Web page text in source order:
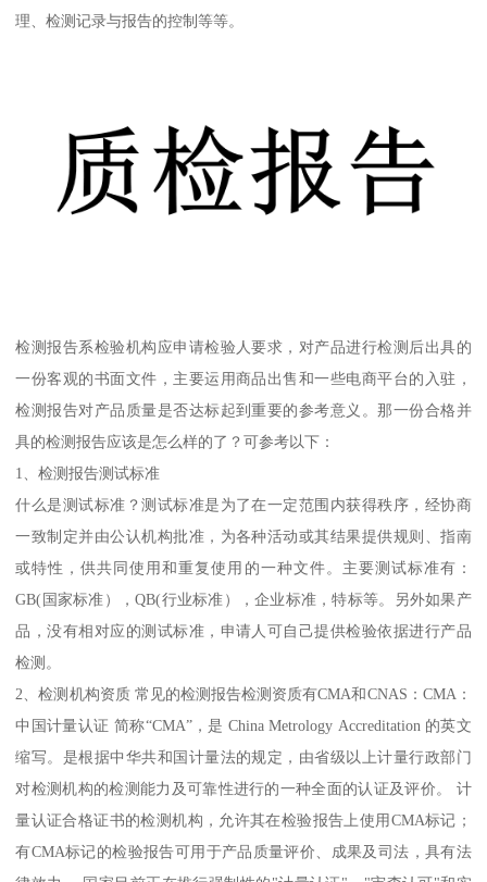
理、检测记录与报告的控制等等。
检测报告系检验机构应申请检验人要求，对产品进行检测后出具的
一份客观的书面文件，主要运用商品出售和一些电商平台的入驻，
检测报告对产品质量是否达标起到重要的参考意义。那一份合格并
具的检测报告应该是怎么样的了？可参考以下：
1、检测报告测试标准
什么是测试标准？测试标准是为了在一定范围内获得秩序，经协商
一致制定并由公认机构批准，为各种活动或其结果提供规则、指南
或特性，供共同使用和重复使用的一种文件。主要测试标准有：
GB(国家标准），QB(行业标准），企业标准，特标等。另外如果产
品，没有相对应的测试标准，申请人可自己提供检验依据进行产品
检测。
2、检测机构资质 常见的检测报告检测资质有CMA和CNAS：CMA：
中国计量认证 简称“CMA”，是 China Metrology Accreditation 的英文
缩写。是根据中华共和国计量法的规定，由省级以上计量行政部门
对检测机构的检测能力及可靠性进行的一种全面的认证及评价。 计
量认证合格证书的检测机构，允许其在检验报告上使用CMA标记；
有CMA标记的检验报告可用于产品质量评价、成果及司法，具有法